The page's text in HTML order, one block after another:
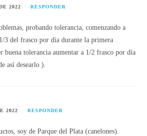
2022 RESPONDER
probando tolerancia, comenzando a
3 del frasco por día durante la primera
buena tolerancia aumentar a 1/2 frasco por día
así desearlo ).
2022 RESPONDER
soy de Parque del Plata (canelones).